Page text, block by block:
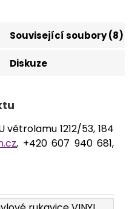
Související soubory (8)
Diskuze
větrolamu 1212/53, 184
, +420 607 940 681,